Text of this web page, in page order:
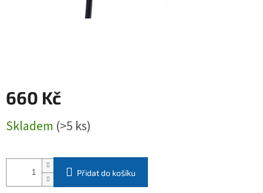
660 Kč
cena:
Skladem (>5 ks)
Přidat do košíku